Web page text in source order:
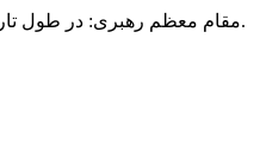
مقام معظم رهبری: در طول تاریخ، رنگ های گوناگون بر سیاست این کشور پهناور سایه افکند؛ اما رنگ ثابت مردم گیلان، رنگ ایمان بود.